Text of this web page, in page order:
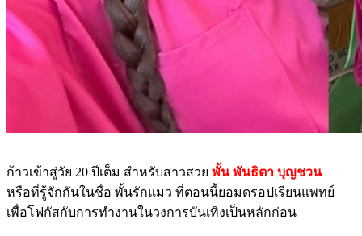
ก้าวเข้าสู่วัย 20 ปีเต็ม สำหรับสาวสวย พั้น พันธิตา บุญชวน
หรือที่รู้จักกันในชื่อ พั้นรักแมว ที่ตอนนี้ยอมดรอปเรียนแพทย์
เพื่อโฟกัสกับการทำงานในวงการบันเทิงเป็นหลักก่อน